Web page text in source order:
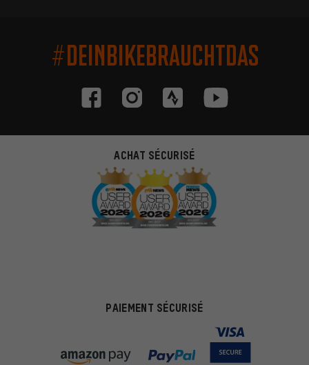
#DEINBIKEBRAUCHTDAS
ACHAT SÉCURISÉ
PAIEMENT SÉCURISÉ